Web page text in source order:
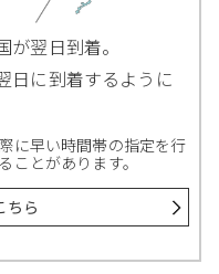
翌日到着。
日に到着するように
に早い時間帯の指定を行
ことがあります。
ちら